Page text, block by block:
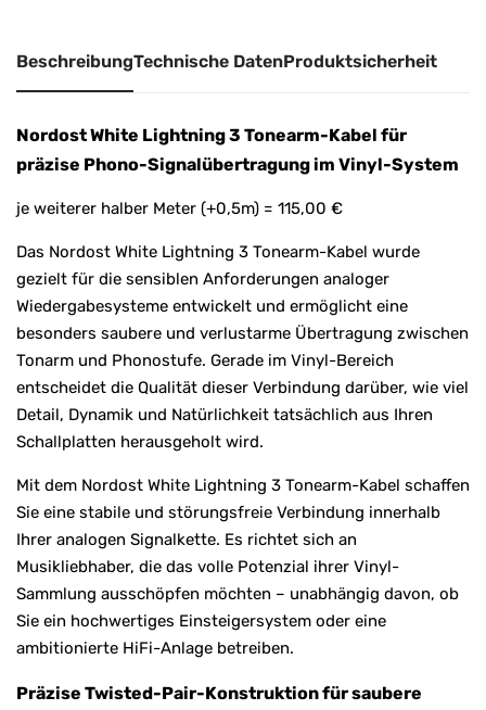
:BeschreibungTechnische DatenProduktsicherheit
Nordost White Lightning 3 Tonearm-Kabel für
präzise Phono-Signalübertragung im Vinyl-System
je weiterer halber Meter (+0,5m) = 115,00 €
Das Nordost White Lightning 3 Tonearm-Kabel wurde
gezielt für die sensiblen Anforderungen analoger
Wiedergabesysteme entwickelt und ermöglicht eine
besonders saubere und verlustarme Übertragung zwischen
Tonarm und Phonostufe. Gerade im Vinyl-Bereich
entscheidet die Qualität dieser Verbindung darüber, wie viel
Detail, Dynamik und Natürlichkeit tatsächlich aus Ihren
Schallplatten herausgeholt wird.
Mit dem Nordost White Lightning 3 Tonearm-Kabel schaffen
Sie eine stabile und störungsfreie Verbindung innerhalb
Ihrer analogen Signalkette. Es richtet sich an
Musikliebhaber, die das volle Potenzial ihrer Vinyl-
Sammlung ausschöpfen möchten – unabhängig davon, ob
Sie ein hochwertiges Einsteigersystem oder eine
ambitionierte HiFi-Anlage betreiben.
Präzise Twisted-Pair-Konstruktion für saubere